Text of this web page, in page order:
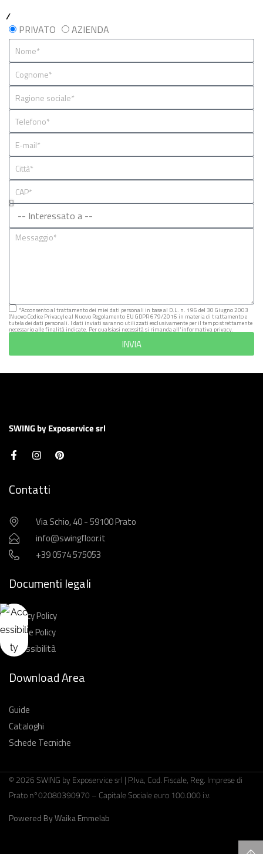
PRIVATO AZIENDA
*Acconsento al trattamento dei miei dati personali in base al D.L. n. 196 del 30 Giugno 2003
(Nuovo Codice Privacy) e al Nuovo Regolamento EU GDPR 679/2016 in materia di trattamento e
tutela dei dati personali. I dati inviati saranno utilizzati esclusivamente per il tempo strettamente
necessario alle finalità indicate. Per qualsiasi necessità si rimanda all'informativa privacy.
INVIA
SWING by Exposervice srl
Contatti
Via Schio, 40 - 59100 Prato
info@swingfloor.it
+39 0574 575053
Documenti legali
Privacy Policy
Cookie Policy
Accessibilità
Download Area
Guide
Cataloghi
Schede Tecniche
© 2026 SWING by Exposervice srl | P.Iva, Cod. Fiscale, Reg. Imprese di
Prato n°02080390970 – Capitale Sociale euro 100.000 i.v.
Powered By Waika Emmelab